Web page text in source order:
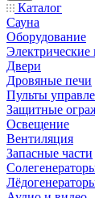
Каталог
Сауна
Оборудование
Электрические
Двери
Дровяные печи
Пульты
Защитные
Освещение
Вентиляция
Запасные части